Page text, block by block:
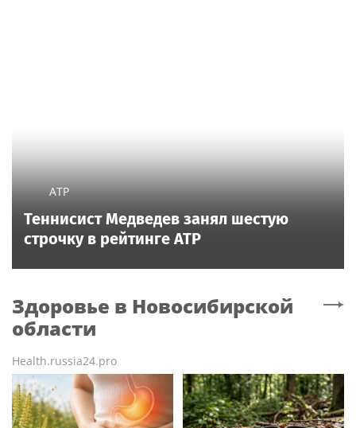
ATP
Теннисист Медведев занял шестую
строчку в рейтинге ATP
Здоровье в Новосибирской
области
Health.russia24.pro